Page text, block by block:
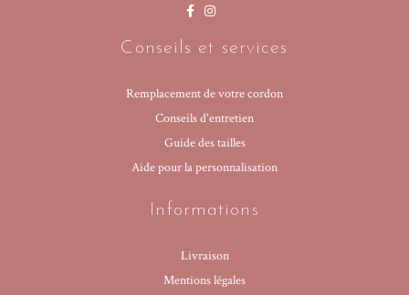
Conseils et services
Remplacement de votre cordon
Conseils d'entretien
Guide des tailles
Aide pour la personnalisation
Informations
Livraison
Mentions légales